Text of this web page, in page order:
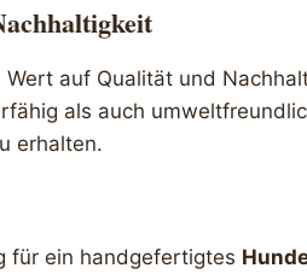
Wert auf Qualität und
als auch
erhalten.
für ein handgefertigtes